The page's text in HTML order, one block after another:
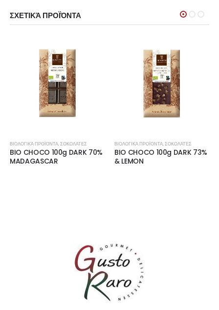
ΣΧΕΤΙΚΆ ΠΡΟΪΌΝΤΑ
ΒΙΟΛΟΓΙΚΆ ΠΡΟΪΌΝΤΑ,ΣΟΚΟΛΆΤΕΣ
BIO CHOCO 100g DARK 70%
MADAGASCAR
ΒΙΟΛΟΓΙΚΆ ΠΡΟΪΌΝΤΑ,ΣΟΚΟΛΆΤΕΣ
BIO CHOCO 100g DARK 73%
& LEMON